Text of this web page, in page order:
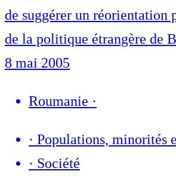
de suggérer un réorientation
de la politique étrangère de
8 mai 2005
Roumanie ·
· Populations, minorités
· Société